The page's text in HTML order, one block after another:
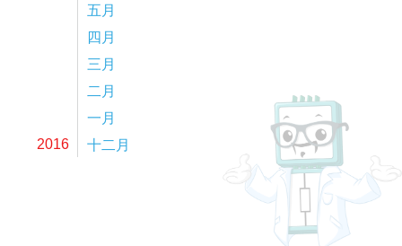
五月
四月
三月
二月
一月
2016 十二月